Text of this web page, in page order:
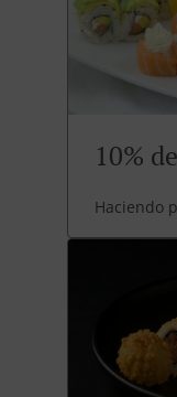
10%
Haciendo